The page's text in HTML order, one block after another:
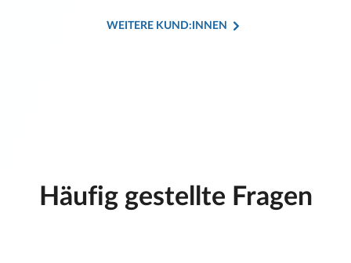
WEITERE KUND:INNEN
Häufig gestellte Fragen